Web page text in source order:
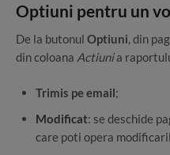
Optiuni pentru un
De la butonul Optiuni, din
din coloana Actiunia
Trimis pe email;
Modificat: se deschide
care poti opera